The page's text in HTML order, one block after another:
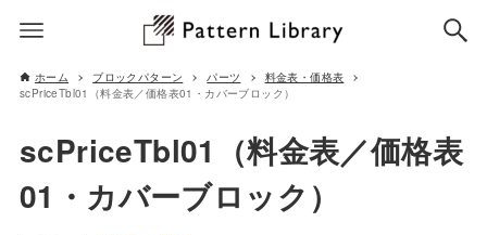
ホーム ブロックパターン パーツ
料金表・価格表
scPriceTbl01（料金表／価格表01・カバーブロック）
scPriceTbl01（料金表／価格表
01・カバーブロック）